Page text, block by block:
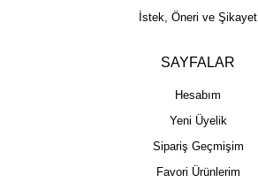
İstek, Öneri ve Şikayet
SAYFALAR
Hesabım
Yeni Üyelik
Sipariş Geçmişim
Favori Ürünlerim